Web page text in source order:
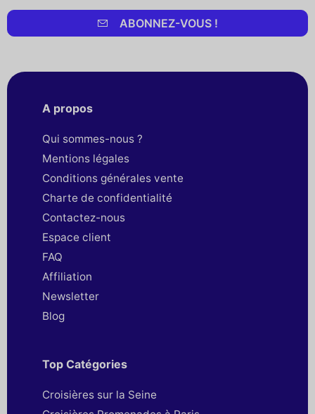
ABONNEZ-VOUS !
A propos
Qui sommes-nous ?
Mentions légales
Conditions générales vente
Charte de confidentialité
Contactez-nous
Espace client
FAQ
Affiliation
Newsletter
Blog
Top Catégories
Croisières sur la Seine